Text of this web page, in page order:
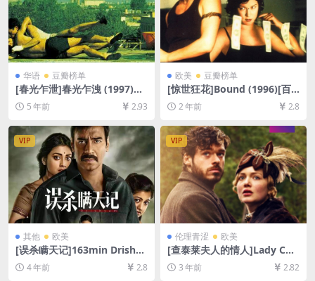
华语 豆瓣榜单
[春光乍泄]春光乍洩 (1997)数
码修复版[百度网盘+迅雷云盘
资源1080P超清未删减][MP4/
6.8GB][粤语中字]
5 年前 2.93
欧美 豆瓣榜单
[惊世狂花]Bound (1996)[百
度网盘+夸克网盘1080P超清
未删减资源][网盘在线播放/下
载][MP4/7.5GB][中英字幕]
2 年前 2.8
VIP
其他 欧美
[误杀瞒天记]163min Drishya
m (2015)[百度网盘+夸克网盘
+迅雷云盘资源1080P超清未
4 年前 2.8
VIP
伦理青涩 欧美
[查泰莱夫人的情人]Lady Cha
tterley’s Lover (2015)[百度
网盘+迅雷云盘资源1080P超
3 年前 2.82